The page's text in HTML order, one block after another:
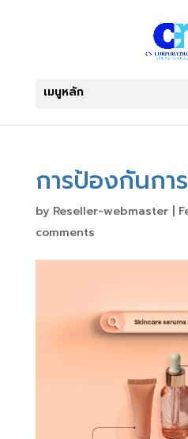
การป้องกันกา
by Reseller-webmaster|
comments